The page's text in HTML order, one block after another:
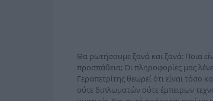
Θα ρωτήσουμε ξανά και ξανά: Ποια
προσπάθεια; Οι πληροφορίες μας
Γεραπετρίτης θεωρεί ότι είναι τόσο
ούτε διπλωματών ούτε έμπειρων